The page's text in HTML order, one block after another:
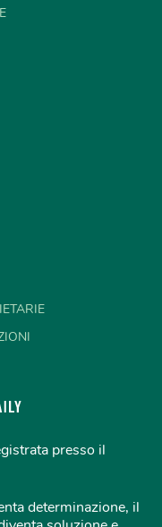
presso il
determinazione, il